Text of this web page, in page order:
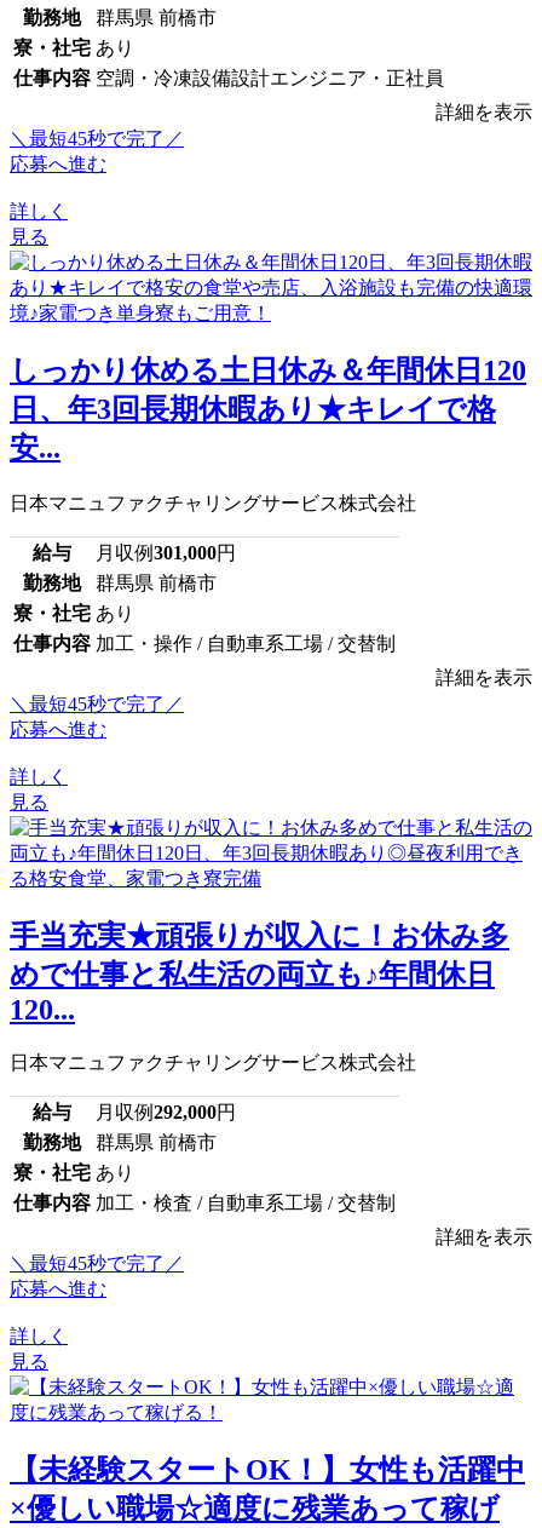
勤務地
群馬県 前橋市
寮・社宅 あり
仕事内容 空調・冷凍設備設計エンジニア・正社員
詳細を表示
＼最短45秒で完了／
応募へ進む
詳しく
見る
しっかり休める土日休み＆年間休日120
日、年3回長期休暇あり★キレイで格
安...
日本マニュファクチャリングサービス株式会社
給与 月収例301,000円
勤務地
群馬県 前橋市
寮・社宅 あり
仕事内容 加工・操作 / 自動車系工場 / 交替制
詳細を表示
＼最短45秒で完了／
応募へ進む
詳しく
見る
手当充実★頑張りが収入に！お休み多
めで仕事と私生活の両立も♪年間休日
120...
日本マニュファクチャリングサービス株式会社
給与 月収例292,000円
勤務地
群馬県 前橋市
寮・社宅 あり
仕事内容 加工・検査 / 自動車系工場 / 交替制
詳細を表示
＼最短45秒で完了／
応募へ進む
詳しく
見る
【未経験スタートOK！】女性も活躍中
×優しい職場☆適度に残業あって稼げ